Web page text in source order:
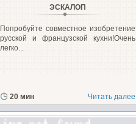
ЭСКАЛОП
Попробуйте совместное изобретение
русской и французской кухни!Очень
легко...
20 мин Читать далее